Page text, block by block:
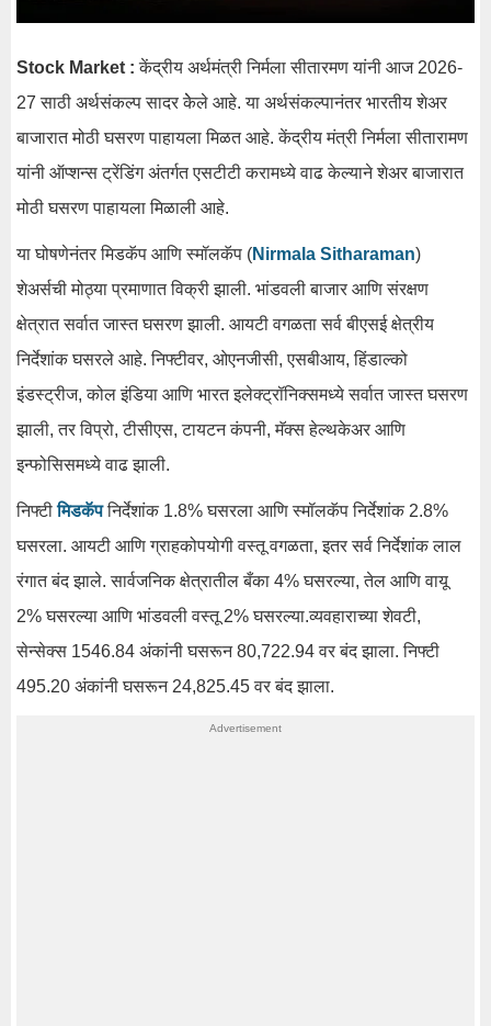
Stock Market : केंद्रीय अर्थमंत्री निर्मला सीतारमण यांनी आज 2026-
27 साठी अर्थसंकल्प सादर केेले आहे. या अर्थसंकल्पानंतर भारतीय शेअर
बाजारात मोठी घसरण पाहायला मिळत आहे. केंद्रीय मंत्री निर्मला सीतारामण
यांनी ऑप्शन्स ट्रेंडिंग अंतर्गत एसटीटी करामध्ये वाढ केल्याने शेअर बाजारात
मोठी घसरण पाहायला मिळाली आहे.
या घोषणेनंतर मिडकॅप आणि स्मॉलकॅप (Nirmala Sitharaman)
शेअर्सची मोठ्या प्रमाणात विक्री झाली. भांडवली बाजार आणि संरक्षण
क्षेत्रात सर्वात जास्त घसरण झाली. आयटी वगळता सर्व बीएसई क्षेत्रीय
निर्देशांक घसरले आहे. निफ्टीवर, ओएनजीसी, एसबीआय, हिंडाल्को
इंडस्ट्रीज, कोल इंडिया आणि भारत इलेक्ट्रॉनिक्समध्ये सर्वात जास्त घसरण
झाली, तर विप्रो, टीसीएस, टायटन कंपनी, मॅक्स हेल्थकेअर आणि
इन्फोसिसमध्ये वाढ झाली.
निफ्टीमिडकॅप निर्देशांक 1.8% घसरला आणि स्मॉलकॅप निर्देशांक 2.8%
घसरला. आयटी आणि ग्राहकोपयोगी वस्तू वगळता, इतर सर्व निर्देशांक लाल
रंगात बंद झाले. सार्वजनिक क्षेत्रातील बँका 4% घसरल्या, तेल आणि वायू
2% घसरल्या आणि भांडवली वस्तू 2% घसरल्या.व्यवहाराच्या शेवटी,
सेन्सेक्स 1546.84 अंकांनी घसरून 80,722.94 वर बंद झाला. निफ्टी
495.20 अंकांनी घसरून 24,825.45 वर बंद झाला.